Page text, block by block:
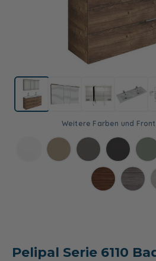
Pelipal Serie 6110